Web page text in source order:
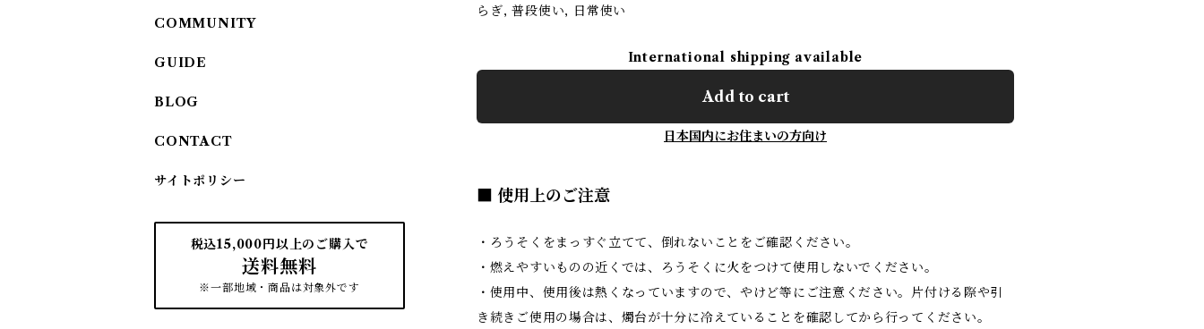
らぎ, 普段使い, 日常使い
International shipping available
Add to cart
日本国内にお住まいの方向け
■ 使用上のご注意
・ろうそくをまっすぐ立てて、倒れないことをご確認ください。
・燃えやすいものの近くでは、ろうそくに火をつけて使用しないでください。
・使用中、使用後は熱くなっていますので、やけど等にご注意ください。片付ける際や引
き続きご使用の場合は、燭台が十分に冷えていることを確認してから行ってください。
COMMUNITY
GUIDE
BLOG
CONTACT
サイトポリシー
税込15,000円以上のご購入で
送料無料
※一部地域・商品は対象外です